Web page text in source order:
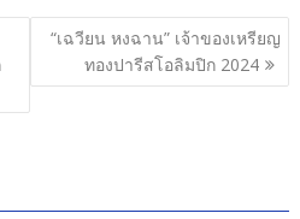
“เฉวียน หงฉาน” เจ้าของเหรียญ
ทองปารีสโอลิมปิก 2024